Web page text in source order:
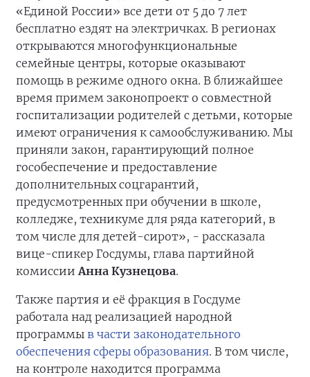
«Единой России» все дети от 5 до 7 лет
бесплатно ездят на электричках. В регионах
открываются многофункциональные
семейные центры, которые оказывают
помощь в режиме одного окна. В ближайшее
время примем законопроект о совместной
госпитализации родителей с детьми, которые
имеют ограничения к самообслуживанию. Мы
приняли закон, гарантирующий полное
гособеспечение и предоставление
дополнительных соцгарантий,
предусмотренных при обучении в школе,
колледже, техникуме для ряда категорий, в
том числе для детей-сирот», - рассказала
вице-спикер Госдумы, глава партийной
комиссииАнна Кузнецова.
Также партия и её фракция в Госдуме
работала над реализацией народной
программы в части законодательного
обеспечения сферы образования. В том числе,
на контроле находится программа